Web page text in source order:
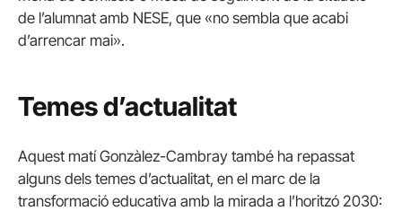
de l’alumnat amb NESE, que «no sembla que acabi
d’arrencar mai».
Temes d’actualitat
Aquest matí Gonzàlez-Cambray també ha repassat
alguns dels temes d’actualitat, en el marc de la
transformació educativa amb la mirada a l’horitzó 2030: